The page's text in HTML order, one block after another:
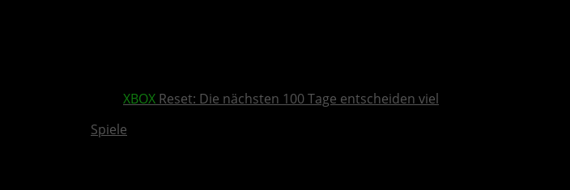
XBOX Reset: Die nächsten 100 Tage entscheiden viel
Spiele